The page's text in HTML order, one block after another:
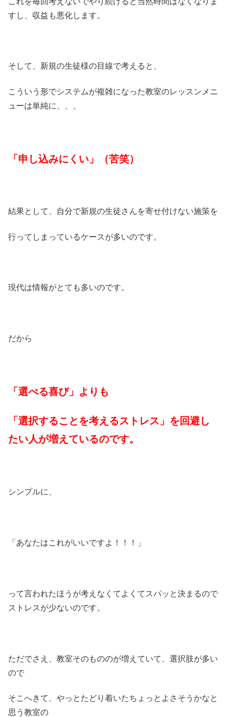
すし、収益も悪化します。
そして、新規の生徒様の目線で考えると、
こういう形でシステムが複雑になった教室のレッスンメニ
ューは単純に、、、
「申し込みにくい」（苦笑）
結果として、自分で新規の生徒さんを寄せ付けない施策を
行ってしまっているケースが多いのです。
現代は情報がとても多いのです。
だから
「選べる喜び」よりも
「選択することを考えるストレス」を回避し
たい人が増えているのです。
シンプルに、
「あなたはこれがいいですよ！！！」
って言われたほうが考えなくてよくてスパッと決まるので
ストレスが少ないのです。
ただでさえ、教室そのもののが増えていて、選択肢が多い
ので
そこへきて、やっとたどり着いたちょっとよさそうかなと
思う教室の